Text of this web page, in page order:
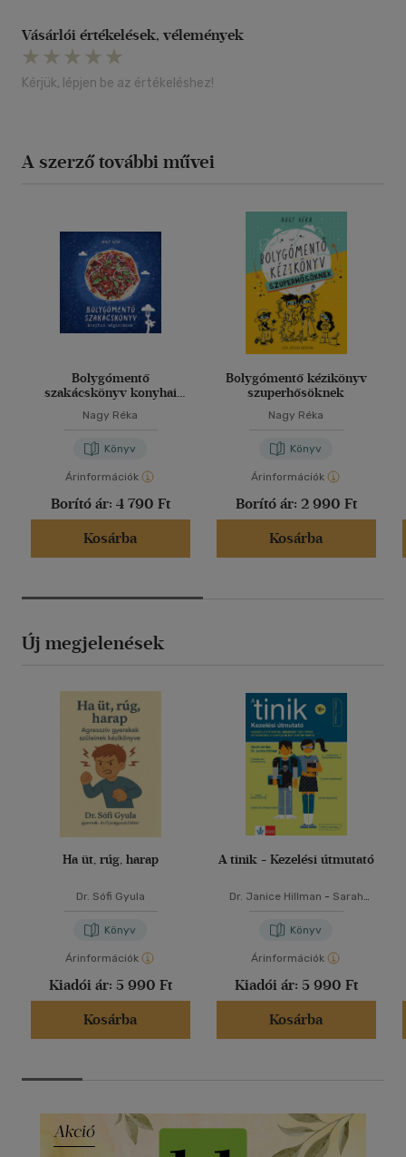
Vásárlói értékelések, vélemények
Kérjük, lépjen be az értékeléshez!
A szerző további művei
Bolygómentő
szakácskönyv konyhai
Nagy Réka
Könyv
Árinformációk
Borító ár: 4 790 Ft
Kosárba
Bolygómentő kézikönyv
szuperhősöknek
Nagy Réka
Könyv
Árinformációk
Borító ár: 2 990 Ft
Kosárba
Új megjelenések
Ha üt, rúg, harap
Dr. Sófi Gyula
Könyv
Árinformációk
Kiadói ár: 5 990 Ft
Kosárba
A tinik - Kezelési útmutató
Dr. Janice Hillman - Sarah
Könyv
Árinformációk
Kiadói ár: 5 990 Ft
Kosárba